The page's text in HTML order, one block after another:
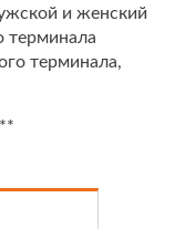
и женский
терминала
терминала,